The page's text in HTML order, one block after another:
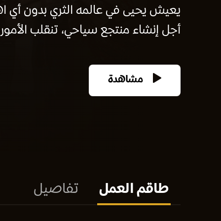
يعيش يحيى في عالمه الثري بدون أي
أجل إنشاء منتجع سياحي، تنقلب
مشاهدة
طاقم العمل تفاصيل